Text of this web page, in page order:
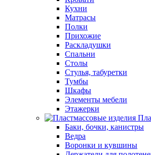
Кухни
Матрасы
Полки
Прихожие
Раскладушки
Спальни
Столы
Стулья, табуретки
Тумбы
Шкафы
Элементы мебели
Этажерки
Баки, бочки, канистры
Ведра
Воронки и кувшины